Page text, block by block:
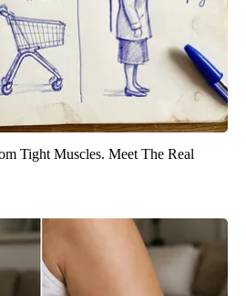
Tight Muscles. Meet The Real